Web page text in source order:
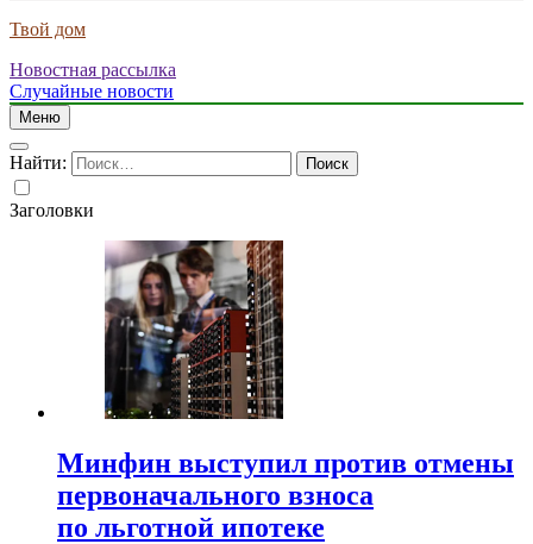
Твой дом
Новостная рассылка
Случайные новости
Меню
Найти:
Заголовки
Минфин выступил против отмены
первоначального взноса
по льготной ипотеке